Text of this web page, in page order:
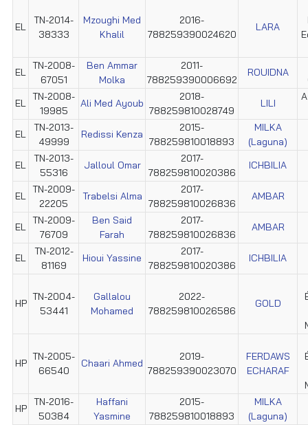
EL
TN-2014-
38333
Mzoughi Med
Khalil
2016-
788259390024620
LARA
EL
TN-2008-
67051
Ben Ammar
Molka
2011-
788259390006692
ROUIDNA
EL
TN-2008-
19985
Ali Med Ayoub
2018-
788259810028749
LILI
EL
TN-2013-
49999
Redissi Kenza
2015-
788259810018893
MILKA
(Laguna)
EL
TN-2013-
55316
Jalloul Omar
2017-
788259810020386
ICHBILIA
EL
TN-2009-
22205
Trabelsi Alma
2017-
788259810026836
AMBAR
EL
TN-2009-
76709
Ben Said
Farah
2017-
788259810026836
AMBAR
EL
TN-2012-
81169
Hioui Yassine
2017-
788259810020386
ICHBILIA
HP
TN-2004-
53441
Gallalou
Mohamed
2022-
788259810026586
GOLD
HP
TN-2005-
66540
Chaari Ahmed
2019-
788259390023070
FERDAWS
ECHARAF
HP
TN-2016-
50384
Haffani
Yasmine
2015-
788259810018893
MILKA
(Laguna)